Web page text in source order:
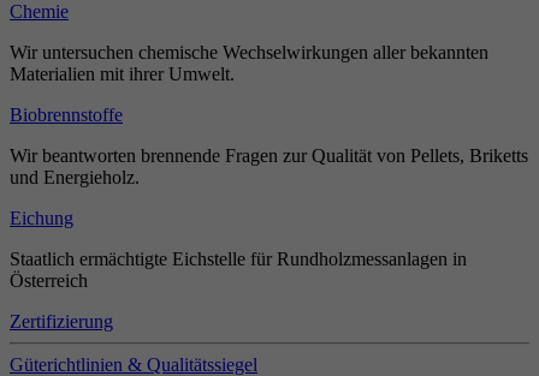
Chemie
Wir untersuchen chemische Wechselwirkungen aller bekannten
Materialien mit ihrer Umwelt.
Biobrennstoffe
Wir beantworten brennende Fragen zur Qualität von Pellets, Briketts
und Energieholz.
Eichung
Staatlich ermächtigte Eichstelle für Rundholzmessanlagen in
Österreich
Zertifizierung
Güterichtlinien & Qualitätssiegel